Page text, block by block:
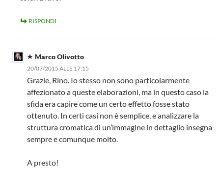
RISPONDI
Marco Olivotto
20/07/2015 ALLE 17:15
Grazie, Rino. Io stesso non sono particolarmente
affezionato a queste elaborazioni, ma in questo caso la
sfida era capire come un certo effetto fosse stato
ottenuto. In certi casi non è semplice, e analizzare la
struttura cromatica di un’immagine in dettaglio insegna
sempre e comunque molto.
A presto!